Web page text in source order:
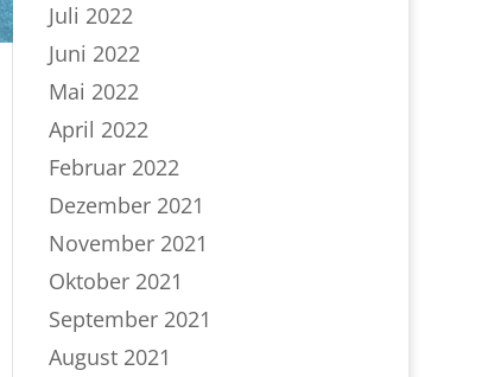
Juli 2022
Juni 2022
Mai 2022
April 2022
Februar 2022
Dezember 2021
November 2021
Oktober 2021
September 2021
August 2021